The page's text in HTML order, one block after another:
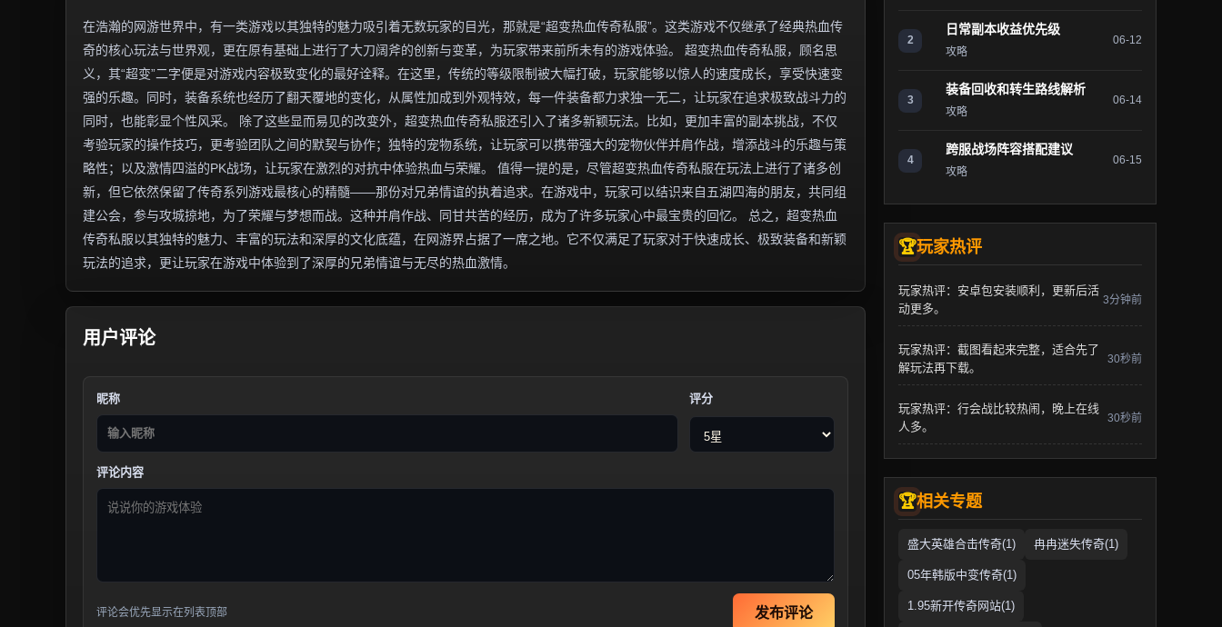
在浩瀚的网游世界中，有一类游戏以其独特的魅力吸引着无数玩家的目光，那就是“超变热血传奇私服”。这类游戏不仅继承了经典热血传
奇的核心玩法与世界观，更在原有基础上进行了大刀阔斧的创新与变革，为玩家带来前所未有的游戏体验。 超变热血传奇私服，顾名思
义，其“超变”二字便是对游戏内容极致变化的最好诠释。在这里，传统的等级限制被大幅打破，玩家能够以惊人的速度成长，享受快速变
强的乐趣。同时，装备系统也经历了翻天覆地的变化，从属性加成到外观特效，每一件装备都力求独一无二，让玩家在追求极致战斗力的
同时，也能彰显个性风采。 除了这些显而易见的改变外，超变热血传奇私服还引入了诸多新颖玩法。比如，更加丰富的副本挑战，不仅
考验玩家的操作技巧，更考验团队之间的默契与协作；独特的宠物系统，让玩家可以携带强大的宠物伙伴并肩作战，增添战斗的乐趣与策
略性；以及激情四溢的PK战场，让玩家在激烈的对抗中体验热血与荣耀。 值得一提的是，尽管超变热血传奇私服在玩法上进行了诸多创
新，但它依然保留了传奇系列游戏最核心的精髓——那份对兄弟情谊的执着追求。在游戏中，玩家可以结识来自五湖四海的朋友，共同组
建公会，参与攻城掠地，为了荣耀与梦想而战。这种并肩作战、同甘共苦的经历，成为了许多玩家心中最宝贵的回忆。 总之，超变热血
传奇私服以其独特的魅力、丰富的玩法和深厚的文化底蕴，在网游界占据了一席之地。它不仅满足了玩家对于快速成长、极致装备和新颖
玩法的追求，更让玩家在游戏中体验到了深厚的兄弟情谊与无尽的热血激情。
用户评论
昵称 评分
评论内容
评论会优先显示在列表顶部 发布评论
2
日常副本收益优先级
攻略
06-12
3
装备回收和转生路线解析
攻略
06-14
4
跨服战场阵容搭配建议
攻略
06-15
玩家热评
玩家热评：安卓包安装顺利，更新后活
动更多。
3分钟前
玩家热评：截图看起来完整，适合先了
解玩法再下载。
30秒前
玩家热评：行会战比较热闹，晚上在线
人多。
30秒前
相关专题
盛大英雄合击传奇(1) 冉冉迷失传奇(1)
05年韩版中变传奇(1)
1.95新开传奇网站(1)